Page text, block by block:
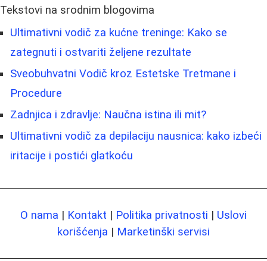
Tekstovi na srodnim blogovima
Ultimativni vodič za kućne treninge: Kako se
zategnuti i ostvariti željene rezultate
Sveobuhvatni Vodič kroz Estetske Tretmane i
Procedure
Zadnjica i zdravlje: Naučna istina ili mit?
Ultimativni vodič za depilaciju nausnica: kako izbeći
iritacije i postići glatkoću
O nama | Kontakt | Politika privatnosti | Uslovi
korišćenja | Marketinški servisi